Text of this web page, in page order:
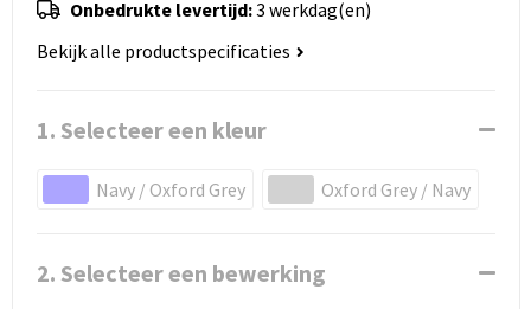
Onbedrukte levertijd:3 werkdag(en)
Bekijk alle productspecificaties
1. Selecteer een kleur
Navy / Oxford Grey Oxford Grey / Navy
2. Selecteer een bewerking